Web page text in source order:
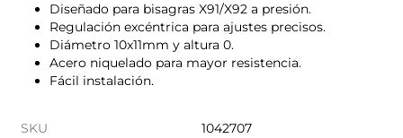
Diseñado para bisagras X91/X92 a presión.
Regulación excéntrica para ajustes precisos.
Diámetro 10x11mm y altura 0.
Acero niquelado para mayor resistencia.
Fácil instalación.
SKU 1042707